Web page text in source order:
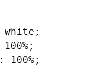
white ;
100%;
: 100%;